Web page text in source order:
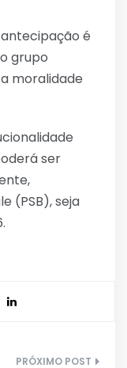
é
grupo
moralidade
ser
(PSB), seja